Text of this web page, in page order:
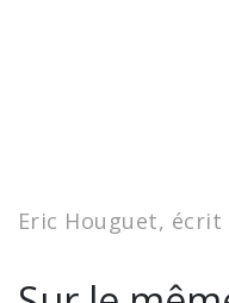
Eric Houguet, écrit